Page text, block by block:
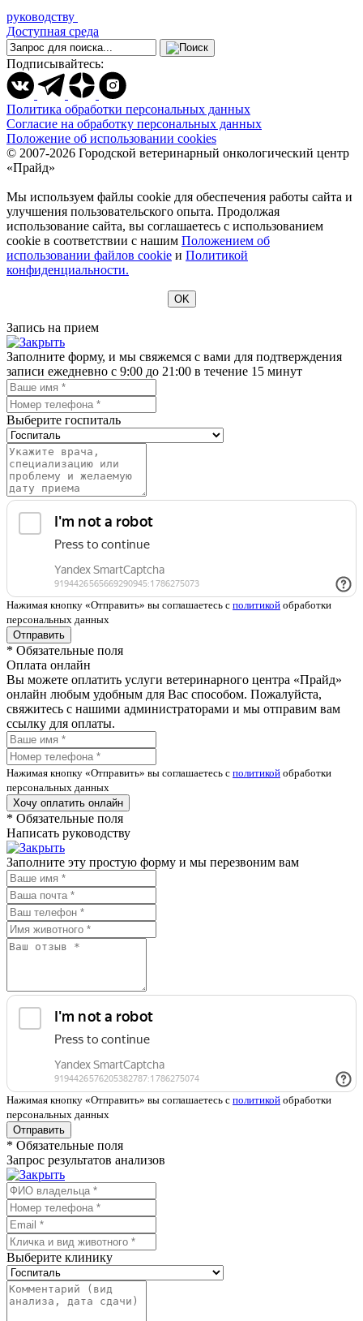
руководству
Доступная среда
Подписывайтесь:
Политика обработки персональных данных
Согласие на обработку персональных данных
Положение об использовании cookies
© 2007-2026 Городской ветеринарный онкологический центр
«Прайд»
Мы используем файлы cookie для обеспечения работы сайта и
улучшения пользовательского опыта. Продолжая
использование сайта, вы соглашаетесь с использованием
cookie в соответствии с нашим Положением об
использовании файлов cookie и Политикой
конфиденциальности.
OK
Запись на прием
Заполните форму, и мы свяжемся с вами для подтверждения
записи ежедневно с 9:00 до 21:00 в течение 15 минут
Выберите госпиталь
Нажимая кнопку «Отправить» вы соглашаетесь с политикой обработки
персональных данных
Отправить
* Обязательные поля
Оплата онлайн
Вы можете оплатить услуги ветеринарного центра «Прайд»
онлайн любым удобным для Вас способом. Пожалуйста,
свяжитесь с нашими администраторами и мы отправим вам
ссылку для оплаты.
Нажимая кнопку «Отправить» вы соглашаетесь с политикой обработки
персональных данных
Хочу оплатить онлайн
* Обязательные поля
Написать руководству
Заполните эту простую форму и мы перезвоним вам
Нажимая кнопку «Отправить» вы соглашаетесь с политикой обработки
персональных данных
Отправить
* Обязательные поля
Запрос результатов анализов
Выберите клинику